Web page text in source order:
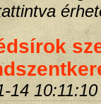
14 10:11:10